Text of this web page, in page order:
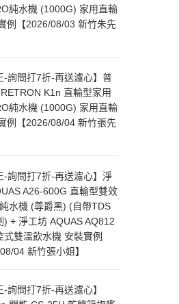
純水機 (1000G) 家用直輸
例【2026/08/03 新竹朱先
-詢問打7折-再送濾心】普
K1n 直輸型家用
純水機 (1000G) 家用直輸
例【2026/08/04 新竹張先
-詢問打7折-再送濾心】淨
A26-600G 直輸型雙效
水機 (尊爵黑) (自帶TDS
) + 淨工坊 AQUAS AQ812
式雙溫飲水機 安裝實例
04 新竹張小姐】
-詢問打7折-再送濾心】